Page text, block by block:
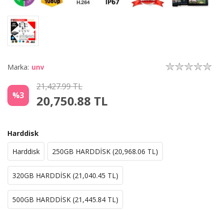
Marka: unv
%3
21,427.99 TL
20,750.88 TL
Harddisk
Harddisk
250GB HARDDİSK (20,968.06 TL)
320GB HARDDİSK (21,040.45 TL)
500GB HARDDİSK (21,445.84 TL)